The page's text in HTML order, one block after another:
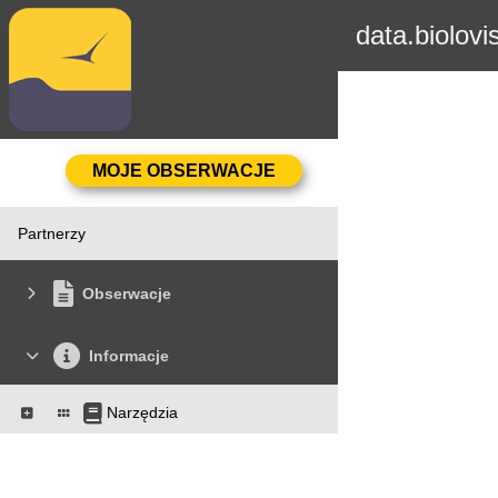
Partnerzy
Obserwacje
Informacje
Narzędzia